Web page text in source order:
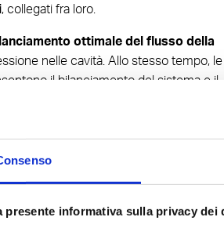
presente informativa sulla privacy dei
, collegati fra loro.
ottimale del flusso della
nelle cavità. Allo stesso tempo, le
il bilanciamento del sistema e il